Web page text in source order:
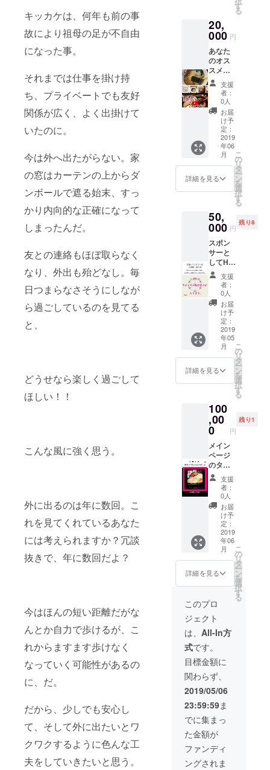
キッカケは、何年も前の事
故により祖母の足が不自由
になった事。
それまでは仕事を掛け持
ち、プライベートでも友好
関係が広く、よく出掛けて
いたのに。
今は外へ出たがらない。家
の窓はカーテンの上からダ
ンボールで遮る始末、すっ
かり内向的な正確になって
しまったんだ。
友との連絡もほぼ取らなく
なり、外出も殆どなし。毎
日つまらなさそうにしなが
ら過ごしているのを見てる
と、
どうせなら楽しく過ごして
ほしい！！
こんな風に強く思う。
外に出るのは年に数回。こ
れを見てくれているあなた
には考えられますか？冗談
抜きで、年に数回だよ？
今はほんの短い距離だがな
んとか自力で歩けるが、こ
れからますます歩けなく
なっていく可能性があるの
に、だ。
だから、少しでも安心し
て、そして外に出たいとワ
クワクするように色んな工
夫をしていきたいと思う。
スポッ
トまで
の交通
費とな
りま
す） ※
面会の
際は公
共の場
所で面
会しま
す。
了後、
日程調
整の
メール
をお送
り致し
ます。
す。 イ
メージ
として
は写真
のよう
な感じ
です
が、詳
しくは
私の
YouTub
eアカウ
ントよ
りご覧
下さ
い。ア
カウン
Lamp守
す。 ※
撮影場
所は日
本国内
に限
り、撮
影場所
までの
交通費
は支援
者様に
ご負担
して頂
きま
す。
（山梨
県から
の交通
費とな
りま
す）
す
る
20,
000 円
あなた
のオス
スメス
ポット
（お店
や施
設）の
写真を
サイト
ギャラ
リース
ペース
（メイ
ンペー
ジ）に
掲載致
す。 ⬆︎
写真は
モバイ
ル表示
したも
のです
が、PC
イル版
共に掲
載致し
ます。
※期間は
掲載か
ら1年間
とし、
スポッ
る場合
に限
る。
支援
者：
0人
お届
け予
定：
2019
年06
月
詳細を見る
こ
の
リ
タ
ー
ン
を
選
択
す
る
50,
000 円
残り8
スポン
サーと
してHP
に掲載
しま
す。 メ
イン画
面にス
ポン
サー掲
載欄を
設け、
ご紹介
させて
頂きま
す。 企
ロゴ
データ
を頂
き、個
人様は
ご相談
のう
え、掲
載致し
ます。
※掲載期
間は
ホーム
ページ
完成か
ら1年間
としま
す。
支援
者：
0人
お届
け予
定：
2019
年05
月
詳細を見る
こ
の
リ
タ
ー
ン
を
選
択
す
る
100
,00
0 円
残り1
メイン
ページ
のタイ
トルす
ぐ下
に、あ
なたの
オスス
メス
ポット
（お店
や施
設）の
写真を
掲載致
しま
す。 ⬆︎
写真は
モバイ
ル表示
です
が、PC
版・モ
バイル
版共に
掲載致
しま
す。 ※
動画配
信され
ている
場合
は、動
画配信
支援
者：
0人
お届
け予
定：
2019
年06
月
詳細を見る
こ
の
リ
タ
ー
ン
を
選
択
す
る
このプロ
ジェクト
は、 All-In方
式です。
目標金額に
関わらず、
2019/05/06
23:59:59ま
でに集まっ
た金額が
ファンディ
ングされま